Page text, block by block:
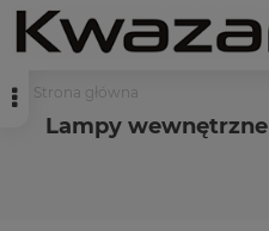
Strona główna
Lampy wewnętrzne